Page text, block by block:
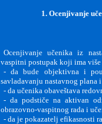
1. Ocenjivanje
Ocenjivanje učenika iz
vaspitni postupak koji ima
- da bude objektivna i
savladavanju nastavnog plana
- da učenika obaveštava
- da podstiče na aktivan
obrazovno-vaspitnog rada i
- da je pokazatelj efikasnosti